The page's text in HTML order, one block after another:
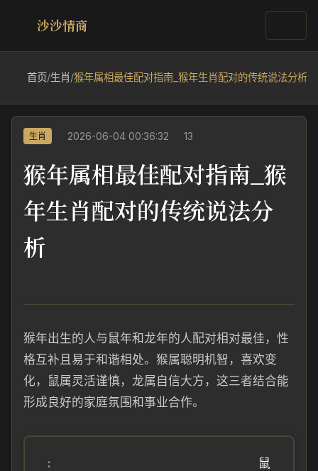
沙沙情商
首页/生肖/猴年属相最佳配对指南_猴年生肖配对的传统说法分析
生肖 2026-06-04 00:36:32 13
猴年属相最佳配对指南_猴
年生肖配对的传统说法分
析
猴年出生的人与鼠年和龙年的人配对相对最佳，性
格互补且易于和谐相处。猴属聪明机智，喜欢变
化，鼠属灵活谨慎，龙属自信大方，这三者结合能
形成良好的家庭氛围和事业合作。
鼠